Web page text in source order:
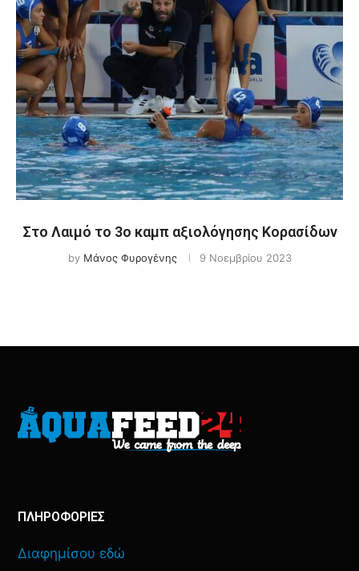
Στο Λαιμό το 3ο καμπ αξιολόγησης Κορασίδων
by Μάνος Φυρογένης 9 Νοεμβρίου 2023
ΠΛΗΡΟΦΟΡΙΕΣ
Διαφημίσου εδώ